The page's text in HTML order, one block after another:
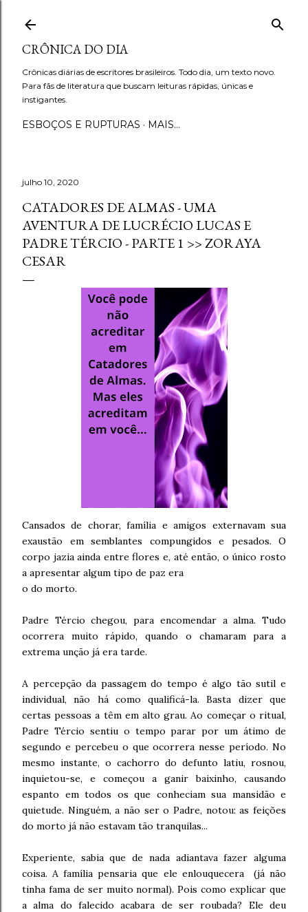
CRÔNICA DO DIA
Crônicas diárias de escritores brasileiros. Todo dia, um texto novo.
Para fãs de literatura que buscam leituras rápidas, únicas e
instigantes.
ESBOÇOS E RUPTURAS MAIS…
julho 10, 2020
CATADORES DE ALMAS - UMA
AVENTURA DE LUCRÉCIO LUCAS E
PADRE TÉRCIO - PARTE 1 >> ZORAYA
CESAR
Cansados de chorar, família e amigos externavam sua
exaustão em semblantes compungidos e pesados. O
corpo jazia ainda entre flores e, até então, o único rosto
a apresentar algum tipo de paz era
o do morto.
Padre Tércio chegou, para encomendar a alma. Tudo
ocorrera muito rápido, quando o chamaram para a
extrema unção já era tarde.
A percepção da passagem do tempo é algo tão sutil e
individual, não há como qualificá-la. Basta dizer que
certas pessoas a têm em alto grau. Ao começar o ritual,
Padre Tércio sentiu o tempo parar por um átimo de
segundo e percebeu o que ocorrera nesse período. No
mesmo instante, o cachorro do defunto latiu, rosnou,
inquietou-se, e começou a ganir baixinho, causando
espanto em todos os que conheciam sua mansidão e
quietude. Ninguém, a não ser o Padre, notou: as feições
do morto já não estavam tão tranquilas...
Experiente, sabia que de nada adiantava fazer alguma
coisa. A família pensaria que ele enlouquecera (já não
tinha fama de ser muito normal). Pois como explicar que
a alma do falecido acabara de ser roubada? Ele deu